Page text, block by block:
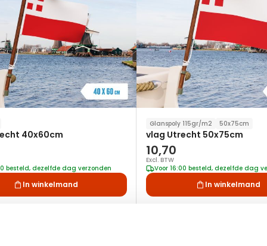
40x60cm
besteld, dezelfde dag verzonden
In winkelmand
Glanspoly 115gr/m2 50x75cm
vlag Utrecht 50x75cm
10,70
Excl. BTW
Voor 16:00 besteld, dezelfde dag
In winkelmand